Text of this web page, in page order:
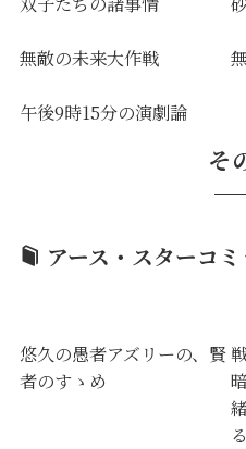
無敵の未来大作戦
午後9時15分の演劇論
そ
アース・スターコ
悠久の愚者アズリーの、賢
者のすゝめ
る